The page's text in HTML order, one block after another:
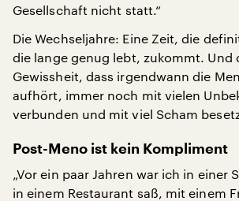
Gesellschaft nicht statt.“
Die Wechseljahre: Eine Zeit, die
die lange genug lebt, zukommt. Und
Gewissheit, dass irgendwann die
aufhört, immer noch mit vielen
verbunden und mit viel Scham
Post-Meno ist kein Kompliment
„Vor ein paar Jahren war ich in einer
in einem Restaurant saß, mit einem